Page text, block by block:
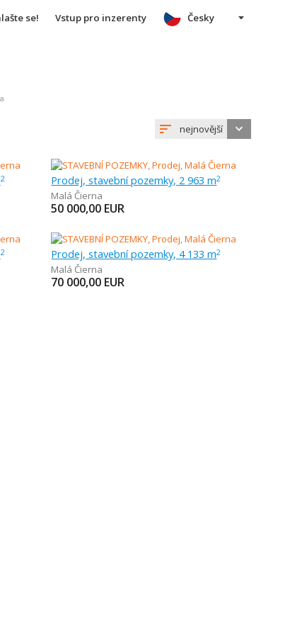
se! Vstup pro inzerenty Česky
nejnovější
2 Prodej, stavební pozemky, 2 963 m2
Malá Čierna
50 000,00 EUR
2 Prodej, stavební pozemky, 4 133 m2
Malá Čierna
70 000,00 EUR